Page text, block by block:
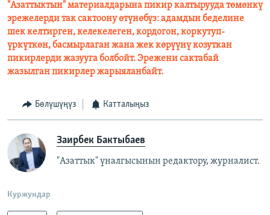
"Азаттыктын" материалдарына пикир калтырууда төмөнкү
эрежелерди так сактоону өтүнөбүз: адамдын беделине
шек келтирген, келекелеген, кордогон, коркутуп-
үркүткөн, басмырлаган жана жек көрүүнү козуткан
пикирлерди жазууга болбойт. Эрежени сактабай
жазылган пикирлер жарыяланбайт.
Бөлүшүңүз Катталыңыз
Заирбек Бактыбаев
"Азаттык" үналгысынын редактору, журналист.
Куржундар